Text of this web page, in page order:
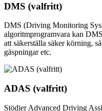
DMS (valfritt)
DMS (Driving Monitoring
algoritmprogramvara kan
att säkerställa säker körning,
gäspningar etc.
ADAS (valfritt)
Stödjer Advanced Driving